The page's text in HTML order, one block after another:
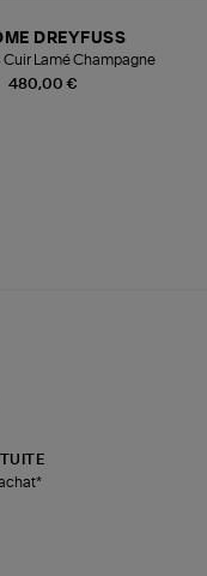
480,00 €
DREYFUSS
Cuir Lamé Champagne